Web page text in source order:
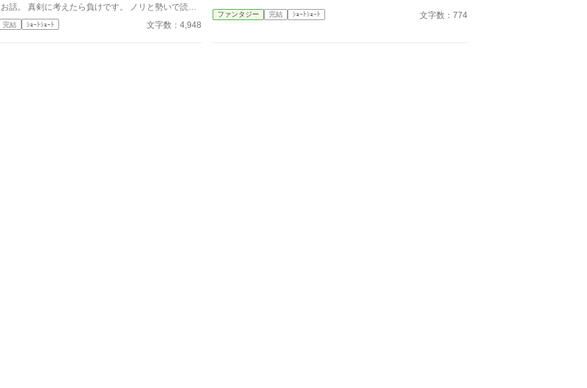
お話。 真剣に考えたら負けです。 ノリと勢いで読ん
でください。 独自の世界観で、ゆるふわもなにもな
い設定です。 なろう様でもアップしています。
完結 ｼｮｰﾄｼｮｰﾄ 文字数：4,948
ファンタジー 完結 ｼｮｰﾄｼｮｰﾄ 文字数：774